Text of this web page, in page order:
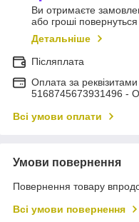
Ви отримаєте
або гроші
Детальніше
Післяплата
Оплата за
5168745673931496 -
Всі умови оплати
Умови повернення
Повернення товару
Всі умови повернення